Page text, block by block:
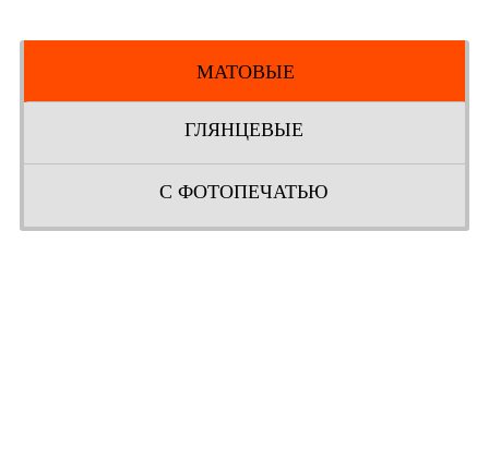
МАТОВЫЕ
ГЛЯНЦЕВЫЕ
С ФОТОПЕЧАТЬЮ